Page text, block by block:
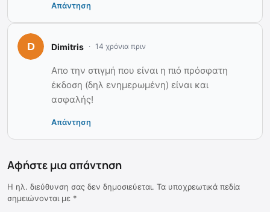
Απάντηση
Dimitris 14 χρόνια πριν
Απο την στιγμή που είναι η πιό πρόσφατη
έκδοση (δηλ ενημερωμένη) είναι και
ασφαλής!
Απάντηση
Αφήστε μια απάντηση
Η ηλ. διεύθυνση σας δεν δημοσιεύεται. Τα υποχρεωτικά πεδία
σημειώνονται με *